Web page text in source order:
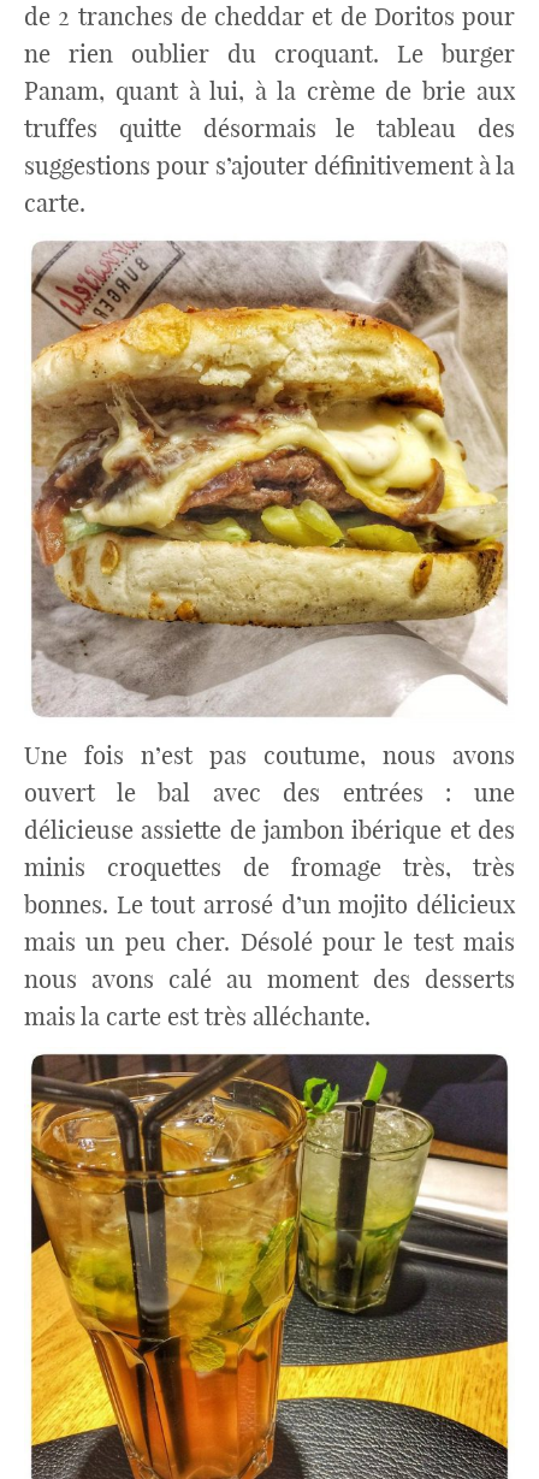
de 2 tranches de cheddar et de Doritos pour
ne rien oublier du croquant. Le burger
Panam, quant à lui, à la crème de brie aux
truffes quitte désormais le tableau des
suggestions pour s’ajouter définitivement à la
carte.
Une fois n’est pas coutume, nous avons
ouvert le bal avec des entrées : une
délicieuse assiette de jambon ibérique et des
minis croquettes de fromage très, très
bonnes. Le tout arrosé d’un mojito délicieux
mais un peu cher. Désolé pour le test mais
nous avons calé au moment des desserts
mais la carte est très alléchante.